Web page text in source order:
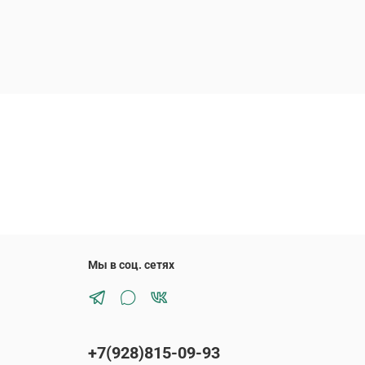
Мы в соц. сетях
+7(928)815-09-93